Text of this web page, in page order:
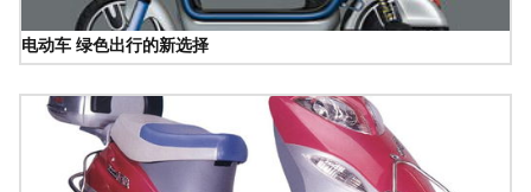
电动车 绿色出行的新选择